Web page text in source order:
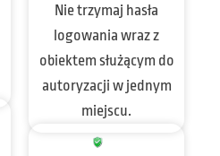
Nie trzymaj hasła
logowania wraz z
obiektem służącym do
autoryzacji w jednym
miejscu.